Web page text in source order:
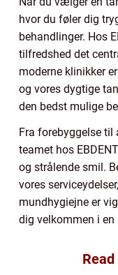
hvor du føler dig
behandlinger. Hos
tilfredshed det
moderne klinikker
og vores dygtige
den bedst mulige
Fra forebyggelse til
teamet hos
og strålende smil.
vores
mundhygiejne er
dig velkommen i en